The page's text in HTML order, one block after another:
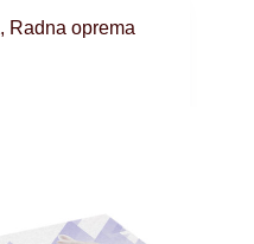
, Radna oprema